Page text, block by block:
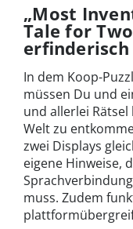
„Most
Tale for
erfinderisch
In dem Koop-
müssen Du und
und allerlei
Welt zu
zwei Displays
eigene Hinweise,
muss. Zudem